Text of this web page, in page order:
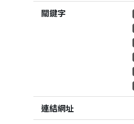
關鍵字
連結網址